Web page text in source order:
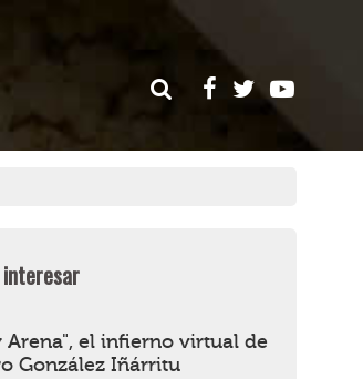
interesar
Arena", el infierno virtual de
González Iñárritu